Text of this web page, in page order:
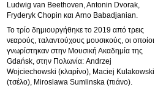
Ludwig van Beethoven, Antonin Dvorak,
Fryderyk Chopin και Arno Babadjanian.
Το τρίο δημιουργήθηκε το 2019 από τρεις
νεαρούς, ταλαντούχους μουσικούς, οι οποίοι
γνωρίστηκαν στην Μουσική Ακαδημία της
Gdańsk, στην Πολωνία: Andrzej
Wojciechowski (κλαρίνο), Maciej Kulakowski
(τσέλο), Miroslawa Sumlinska (πιάνο).